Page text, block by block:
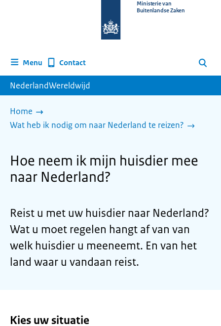
homepage
Ministerie van
Buitenlandse Zaken
Menu Contact Zoeken
NederlandWereldwijd
Home
Wat heb ik nodig om naar Nederland te reizen?
Hoe neem ik mijn huisdier mee
naar Nederland?
Reist u met uw huisdier naar Nederland?
Wat u moet regelen hangt af van van
welk huisdier u meeneemt. En van het
land waar u vandaan reist.
Kies uw situatie